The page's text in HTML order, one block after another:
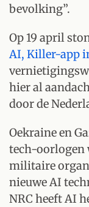
bevolking”.
Op 19 april
AI, Killer-app
hier al
door de
Oekraine en
tech-oorlogen
militaire
nieuwe AI
NRC heeft AI